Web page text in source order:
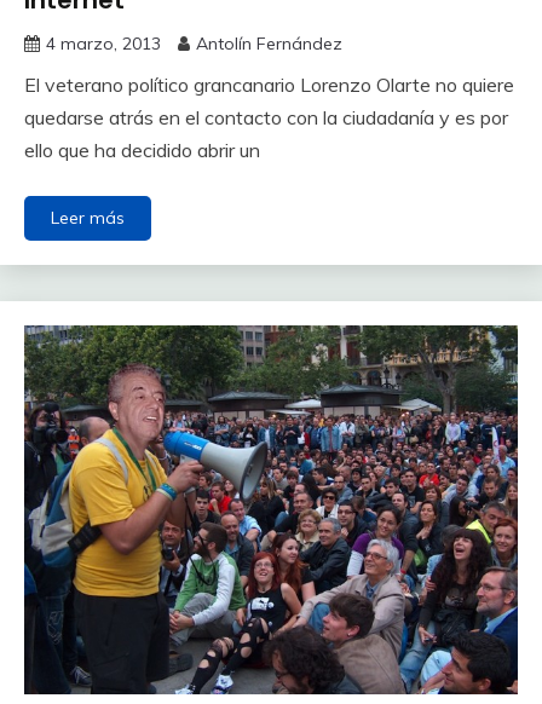
4 marzo, 2013 Antolín Fernández
El veterano político grancanario Lorenzo Olarte no quiere
quedarse atrás en el contacto con la ciudadanía y es por
ello que ha decidido abrir un
Leer más